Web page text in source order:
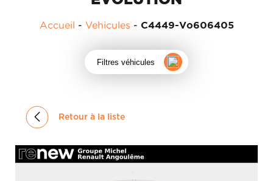
MICROCAR
SERVICES
MICHEL
ACADÉMIE
Accueil - Vehicules - C4449-Vo606405
Filtres véhicules
Retour à la liste